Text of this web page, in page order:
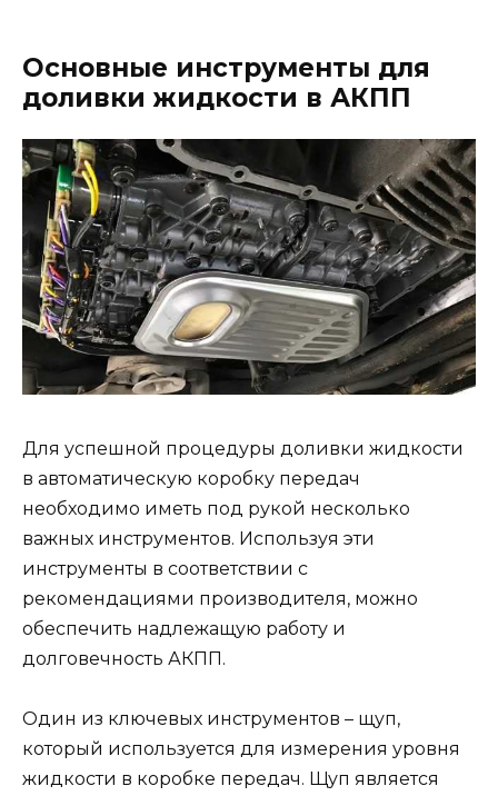
Основные инструменты для
доливки жидкости в АКПП
Для успешной процедуры доливки жидкости
в автоматическую коробку передач
необходимо иметь под рукой несколько
важных инструментов. Используя эти
инструменты в соответствии с
рекомендациями производителя, можно
обеспечить надлежащую работу и
долговечность АКПП.
Один из ключевых инструментов – щуп,
который используется для измерения уровня
жидкости в коробке передач. Щуп является